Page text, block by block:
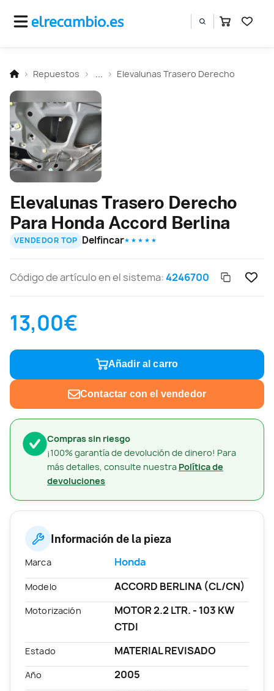
Repuestos Elevalunas Trasero Derecho
Compras sin riesgo
¡100% garantía de devolución de dinero! Para
más detalles, consulte nuestra Política de
devoluciones
Elevalunas Trasero Derecho
Para Honda Accord Berlina
VENDEDOR TOP Delfincar★ ★ ★ ★ ★
Código de artículo en el sistema:4246700
13,00€
Añadir al carro
Contactar con el vendedor
Información de la pieza
Marca Honda
Modelo ACCORD BERLINA (CL/CN)
Motorización
MOTOR 2.2 LTR. - 103 KW
CTDI
Estado MATERIAL REVISADO
Año 2005